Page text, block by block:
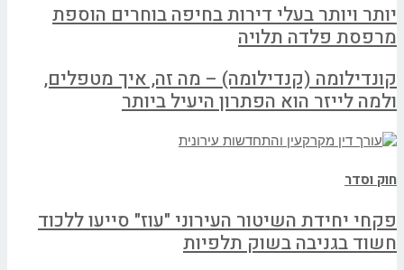
יותר ויותר בעלי דירות בחיפה בוחרים הוספת
מרפסת פלדה תלויה
קונדילומה (קנדילומה) – מה זה, איך מטפלים,
ולמה לייזר הוא הפתרון היעיל ביותר
חוק וסדר
פקחי יחידת השיטור העירוני "עוז" סייעו ללכוד
חשוד בגניבה בשוק תלפיות